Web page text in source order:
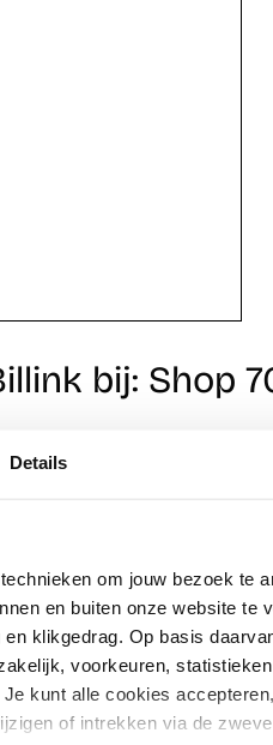
Details
om jouw bezoek te
en buiten onze website te
klikgedrag. Op basis
voorkeuren,
kunt alle cookies
of intrekken via de
bij: Shop